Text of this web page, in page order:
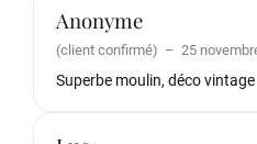
Anonyme
(client confirmé) – 25
Superbe moulin, déco vintage